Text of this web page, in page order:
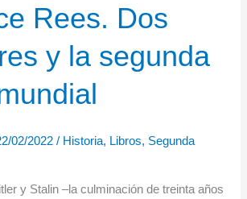
Rees. Dos
y la segunda
02/2022/ Historia, Libros, Segunda
y Stalin –la culminación de treinta años